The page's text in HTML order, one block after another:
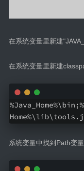
在系统变量里新建
在系统变量里新建
系统变量中找到Path变